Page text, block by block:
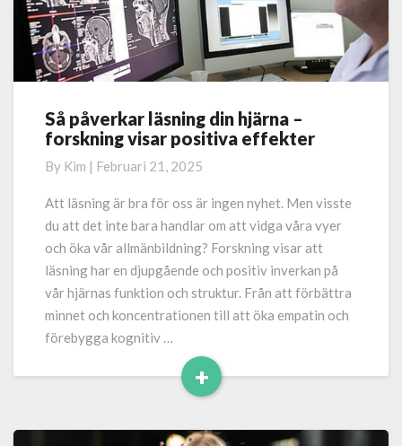
Så
påverkar
din
hjärna
forskning
visar
positiva
effekter
Så påverkar läsning din hjärna –
forskning visar positiva effekter
By Kim | Februari 21, 2025
Att läsning är bra för oss är ingen nyhet. Men visste
du att det inte bara handlar om att vidga våra vyer
och öka vår allmänbildning? Forskning visar att
läsning har en djupgående och positiv inverkan på
vår hjärnas funktion och struktur. Från att förbättra
minnet och koncentrationen till att öka empatin och
förebygga kognitiv …
+
Read